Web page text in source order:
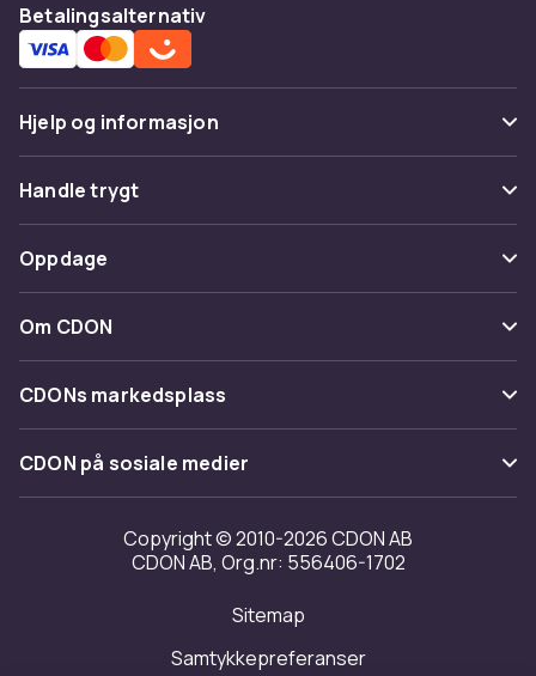
Betalingsalternativ
Hjelp og informasjon
Vanlige spørsmål
Spor pakke
Angre & returner her
Kontakt oss
Handle trygt
Betaling
Levering
Tilbakekallinger
Oppdage
Kategorier
Varemerker
Om CDON
Om oss
Kundeanmeldelser
Jobbe på CDON
Investor relations
Tilgjengelighet
CDONs markedsplass
Merchant Help Center
CDON på sosiale medier
Copyright © 2010-2026 CDON AB
CDON AB, Org.nr: 556406-1702
Sitemap
Samtykkepreferanser